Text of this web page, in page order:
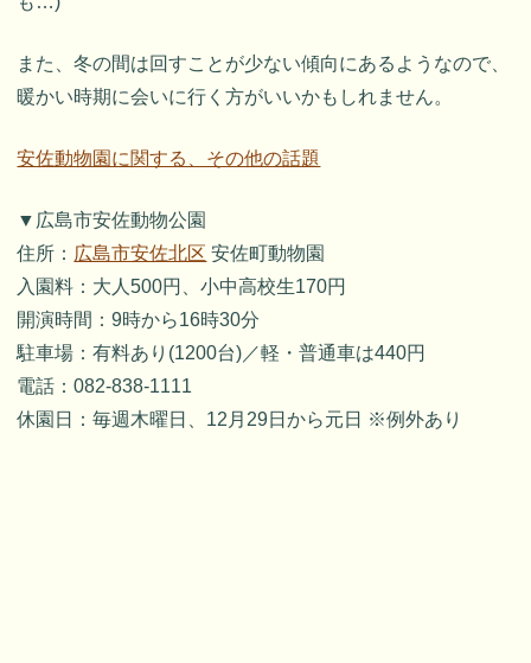
また、冬の間は回すことが少ない傾向にあるようなので、
暖かい時期に会いに行く方がいいかもしれません。
安佐動物園に関する、その他の話題
▼広島市安佐動物公園
住所： 広島市安佐北区 安佐町動物園
入園料：大人500円、小中高校生170円
開演時間：9時から16時30分
駐車場：有料あり(1200台)／軽・普通車は440円
電話：082-838-1111
休園日：毎週木曜日、12月29日から元日 ※例外あり